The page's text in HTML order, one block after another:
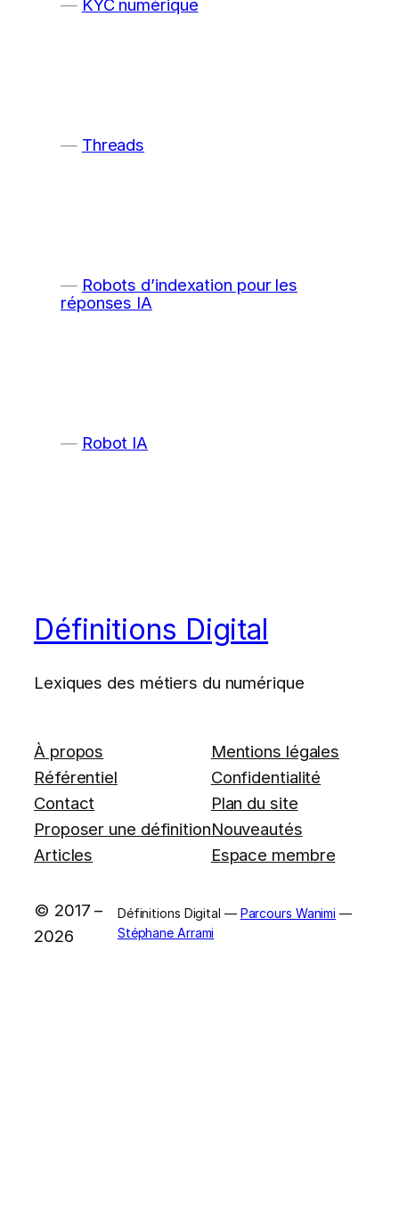
KYC numérique
Threads
Robots d’indexation pour les
réponses IA
Robot IA
Définitions Digital
Lexiques des métiers du numérique
À propos
Référentiel
Contact
Proposer une définition
Articles
Mentions légales
Confidentialité
Plan du site
Nouveautés
Espace membre
© 2017 –
2026
Définitions Digital — Parcours Wanimi —
Stéphane Arrami